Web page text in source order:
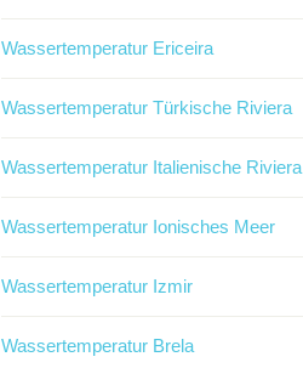
Wassertemperatur Ericeira
Wassertemperatur Türkische Riviera
Wassertemperatur Italienische Riviera
Wassertemperatur Ionisches Meer
Wassertemperatur Izmir
Wassertemperatur Brela